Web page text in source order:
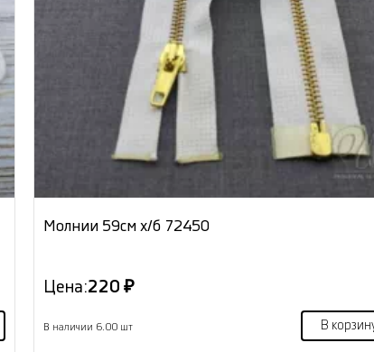
Молнии 59см х/б 72450
Цена:220 ₽
В наличии 6.00 шт В